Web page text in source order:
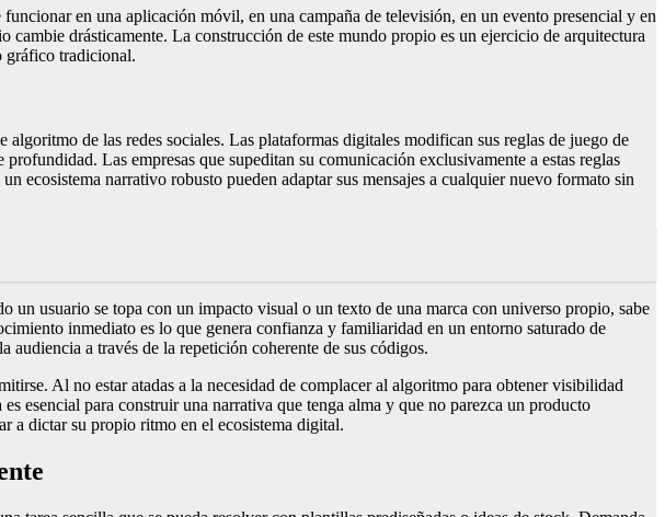
en una aplicación móvil, en una campaña de televisión, en un evento presencial y en
drásticamente. La construcción de este mundo propio es un ejercicio de arquitectura
gráfico tradicional.
de las redes sociales. Las plataformas digitales modifican sus reglas de juego de
Las empresas que supeditan su comunicación exclusivamente a estas reglas
ecosistema narrativo robusto pueden adaptar sus mensajes a cualquier nuevo formato sin
un usuario se topa con un impacto visual o un texto de una marca con universo propio, sabe
inmediato es lo que genera confianza y familiaridad en un entorno saturado de
audiencia a través de la repetición coherente de sus códigos.
Al no estar atadas a la necesidad de complacer al algoritmo para obtener visibilidad
esencial para construir una narrativa que tenga alma y que no parezca un producto
a dictar su propio ritmo en el ecosistema digital.